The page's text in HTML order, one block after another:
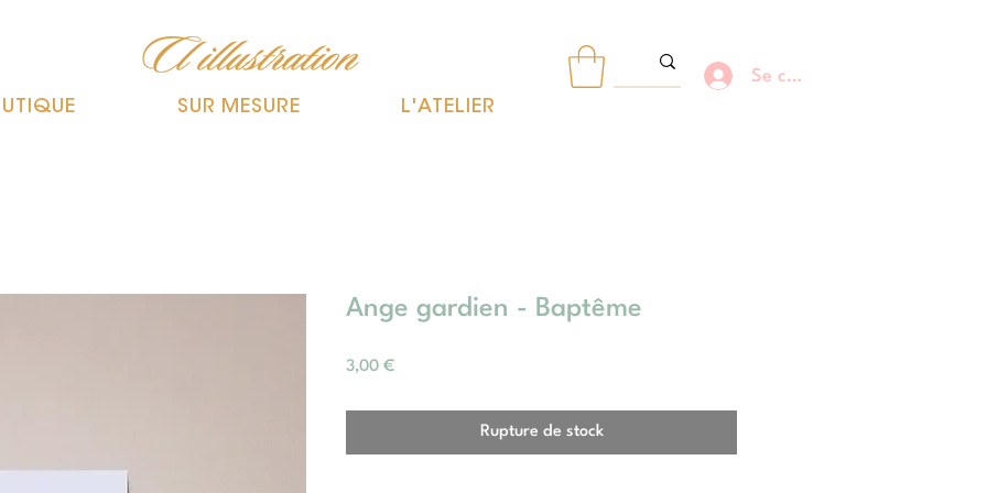
Se connecter
SUR MESURE L'ATELIER
Ange gardien - Baptême
3,00 €Prix
Rupture de stock